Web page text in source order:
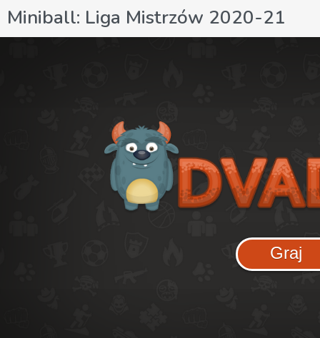
Miniball: Liga Mistrzów 2020-21
Graj